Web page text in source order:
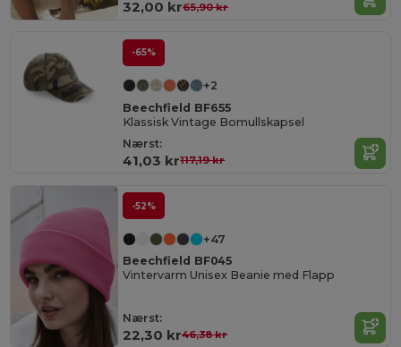
32,00 kr65,90 kr
-65%
+2
Beechfield BF655
Klassisk Vintage Bomullskapsel
Nærst:
41,03 kr117,19 kr
-52%
+47
Beechfield BF045
Vintervarm Unisex Beanie med Flapp
Nærst:
22,30 kr46,38 kr